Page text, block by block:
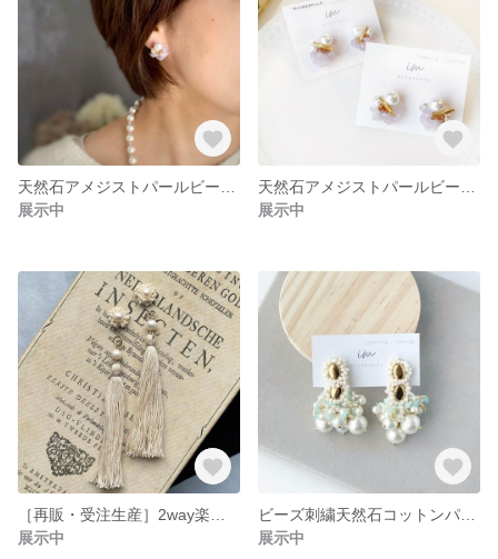
展示中
展示中
展示中
展示中